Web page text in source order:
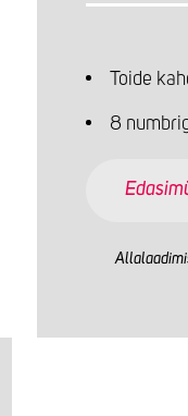
Toide
8